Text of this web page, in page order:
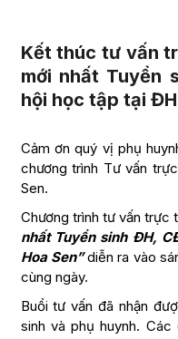
Kết thúc tư vấn
mới nhất Tuyển
hội học tập tại ĐH
Cảm ơn quý vị phụ
chương trình Tư vấn
Sen.
Chương trình tư vấn trực
nhất Tuyển sinh ĐH,
Hoa Sen”diễn ra vào
cùng ngày.
Buổi tư vấn đã nhận
sinh và phụ huynh.